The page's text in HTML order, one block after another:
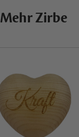
Mehr Zirbe